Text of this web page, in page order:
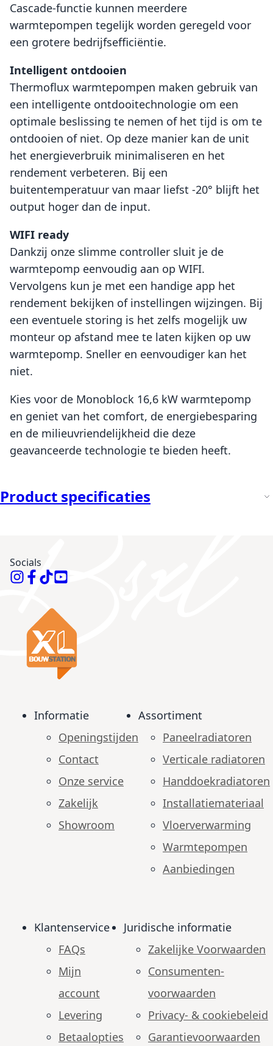
Cascade-functie kunnen meerdere
warmtepompen tegelijk worden geregeld voor
een grotere bedrijfsefficiëntie.
Intelligent ontdooien
Thermoflux warmtepompen maken gebruik van
een intelligente ontdooitechnologie om een ​​
optimale beslissing te nemen of het tijd is om te
ontdooien of niet. Op deze manier kan de unit
het energieverbruik minimaliseren en het
rendement verbeteren. Bij een
buitentemperatuur van maar liefst -20° blijft het
output hoger dan de input.
WIFI ready
Dankzij onze slimme controller sluit je de
warmtepomp eenvoudig aan op WIFI.
Vervolgens kun je met een handige app het
rendement bekijken of instellingen wijzingen. Bij
een eventuele storing is het zelfs mogelijk uw
monteur op afstand mee te laten kijken op uw
warmtepomp. Sneller en eenvoudiger kan het
niet.
Kies voor de Monoblock 16,6 kW warmtepomp
en geniet van het comfort, de energiebesparing
en de milieuvriendelijkheid die deze
geavanceerde technologie te bieden heeft.
Product specificaties
Socials
Informatie
Openingstijden
Contact
Onze service
Zakelijk
Showroom
Assortiment
Paneelradiatoren
Verticale radiatoren
Handdoekradiatoren
Installatiemateriaal
Vloerverwarming
Warmtepompen
Aanbiedingen
Klantenservice
FAQs
Mijn
account
Levering
Betaalopties
Juridische informatie
Zakelijke Voorwaarden
Consumenten­
voorwaarden
Privacy- & cookiebeleid
Garantie­voorwaarden